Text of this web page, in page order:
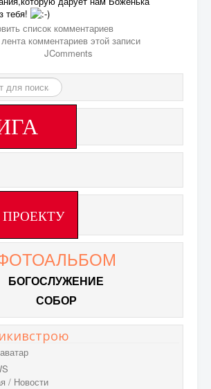
тебя!
список комментариев
комментариев этой записи
JComments
БОГОСЛУЖЕНИЕ
СОБОР
/ Новости